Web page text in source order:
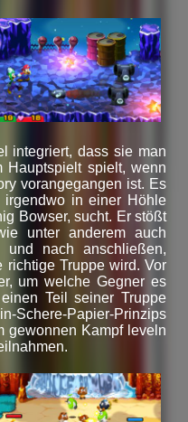
integriert, dass sie man
spielt, wenn
vorangegangen ist. Es
in einer Höhle
Bowser, sucht. Er stößt
unter anderem auch
nach anschließen,
Truppe wird. Vor
um welche Gegner es
Teil seiner Truppe
Papier-Prinzips
gewonnen Kampf leveln